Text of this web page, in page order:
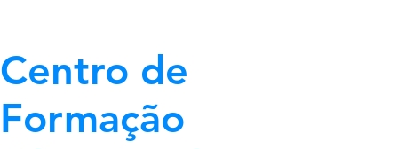
Centro de
Formação